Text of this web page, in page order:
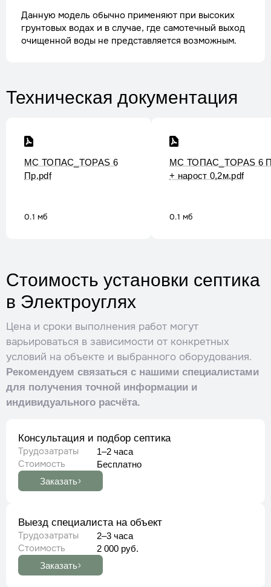
Данную модель обычно применяют при высоких
грунтовых водах и в случае, где самотечный выход
очищенной воды не представляется возможным.
Техническая документация
МС ТОПАС_TOPAS 6
Пр.pdf
0.1 мб
МС ТОПАС_TOPAS 6
+ нарост 0,2м.pdf
0.1 мб
Стоимость установки септика
в Электроуглях
Цена и сроки выполнения работ могут
варьироваться в зависимости от конкретных
условий на объекте и выбранного оборудования.
Рекомендуем связаться с нашими специалистами
для получения точной информации и
индивидуального расчёта.​
Консультация и подбор септика
Трудозатраты 1–2 часа
Стоимость
Бесплатно
Заказать
Выезд специалиста на объект
Трудозатраты 2–3 часа
Стоимость
2 000 руб.
Заказать